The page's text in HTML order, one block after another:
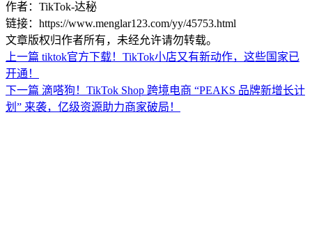
作者：TikTok-达秘
链接：https://www.menglar123.com/yy/45753.html
文章版权归作者所有，未经允许请勿转载。
上一篇 tiktok官方下载！TikTok小店又有新动作，这些国家已
开通！
下一篇 滴嗒狗！TikTok Shop 跨境电商 “PEAKS 品牌新增长计
划” 来袭，亿级资源助力商家破局！